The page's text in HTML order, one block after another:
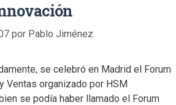
por Pablo Jiménez
se celebró en Madrid el Forum
Ventas organizado por HSM
se podía haber llamado el Forum